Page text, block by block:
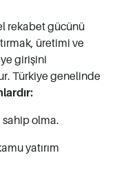
rekabet gücünü
üretimi ve
girişini
Türkiye genelinde
sahip olma.
yatırım